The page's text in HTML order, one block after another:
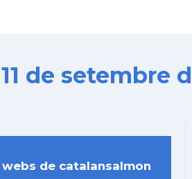
de setembre
webs de catalansalmon